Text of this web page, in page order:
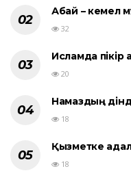
Абай – кемел
32
Исламда пікір
20
Намаздың
18
Қызметке адал
18